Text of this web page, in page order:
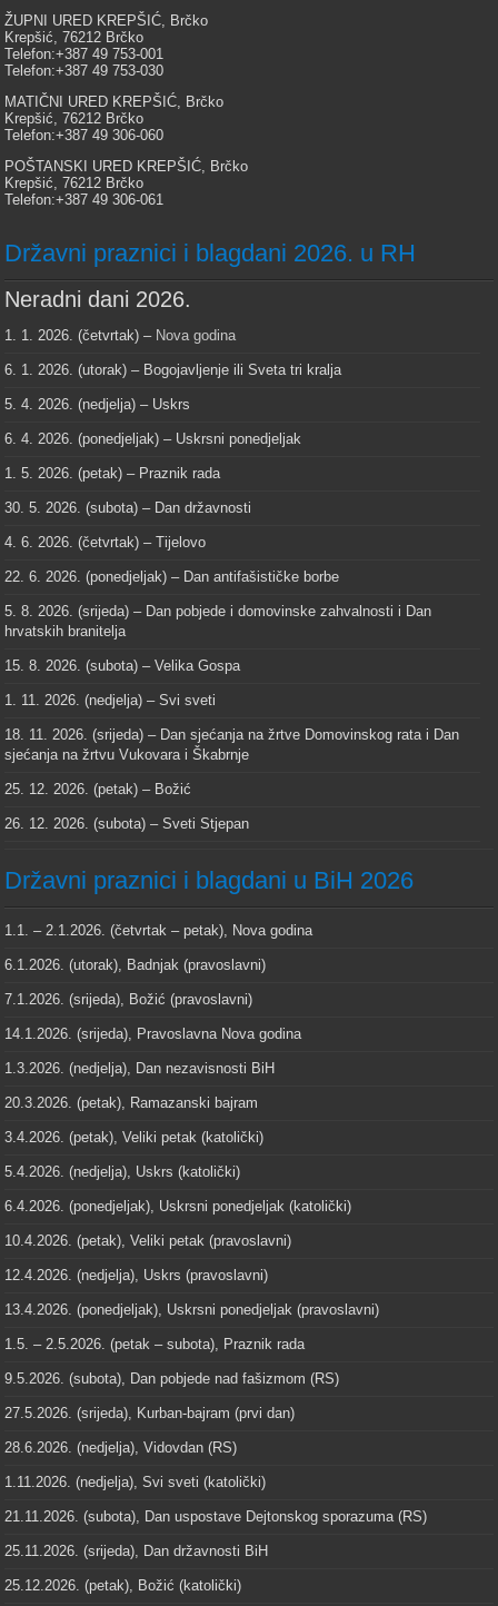
ŽUPNI URED KREPŠIĆ, Brčko
Krepšić, 76212 Brčko
Telefon:+387 49 753-001
Telefon:+387 49 753-030
MATIČNI URED KREPŠIĆ, Brčko
Krepšić, 76212 Brčko
Telefon:+387 49 306-060
POŠTANSKI URED KREPŠIĆ, Brčko
Krepšić, 76212 Brčko
Telefon:+387 49 306-061
Državni praznici i blagdani 2026. u RH
Neradni dani 2026.
1. 1. 2026. (četvrtak) – Nova godina
6. 1. 2026. (utorak) – Bogojavljenje ili Sveta tri kralja
5. 4. 2026. (nedjelja) – Uskrs
6. 4. 2026. (ponedjeljak) – Uskrsni ponedjeljak
1. 5. 2026. (petak) – Praznik rada
30. 5. 2026. (subota) – Dan državnosti
4. 6. 2026. (četvrtak) – Tijelovo
22. 6. 2026. (ponedjeljak) – Dan antifašističke borbe
5. 8. 2026. (srijeda) – Dan pobjede i domovinske zahvalnosti i Dan
hrvatskih branitelja
15. 8. 2026. (subota) – Velika Gospa
1. 11. 2026. (nedjelja) – Svi sveti
18. 11. 2026. (srijeda) – Dan sjećanja na žrtve Domovinskog rata i Dan
sjećanja na žrtvu Vukovara i Škabrnje
25. 12. 2026. (petak) – Božić
26. 12. 2026. (subota) – Sveti Stjepan
Državni praznici i blagdani u BiH 2026
1.1. – 2.1.2026. (četvrtak – petak), Nova godina
6.1.2026. (utorak), Badnjak (pravoslavni)
7.1.2026. (srijeda), Božić (pravoslavni)
14.1.2026. (srijeda), Pravoslavna Nova godina
1.3.2026. (nedjelja), Dan nezavisnosti BiH
20.3.2026. (petak), Ramazanski bajram
3.4.2026. (petak), Veliki petak (katolički)
5.4.2026. (nedjelja), Uskrs (katolički)
6.4.2026. (ponedjeljak), Uskrsni ponedjeljak (katolički)
10.4.2026. (petak), Veliki petak (pravoslavni)
12.4.2026. (nedjelja), Uskrs (pravoslavni)
13.4.2026. (ponedjeljak), Uskrsni ponedjeljak (pravoslavni)
1.5. – 2.5.2026. (petak – subota), Praznik rada
9.5.2026. (subota), Dan pobjede nad fašizmom (RS)
27.5.2026. (srijeda), Kurban-bajram (prvi dan)
28.6.2026. (nedjelja), Vidovdan (RS)
1.11.2026. (nedjelja), Svi sveti (katolički)
21.11.2026. (subota), Dan uspostave Dejtonskog sporazuma (RS)
25.11.2026. (srijeda), Dan državnosti BiH
25.12.2026. (petak), Božić (katolički)